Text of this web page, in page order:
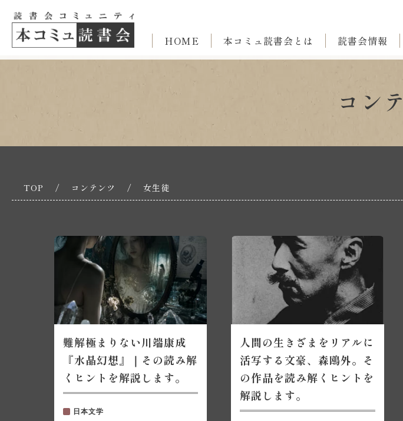
HOME 本コミュ読書会とは 読書会情報
コン
TOP / コンテンツ / 女生徒
難解極まりない川端康成
『水晶幻想』｜その読み解
くヒントを解説します。
日本文学
人間の生きざまをリアルに
活写する文豪、森鴎外。そ
の作品を読み解くヒントを
解説します。